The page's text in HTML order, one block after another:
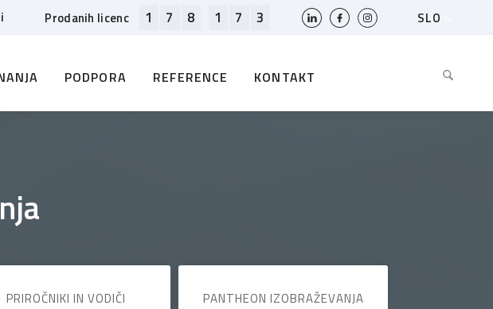
Prodanih licenc 1 7 8 1 7 3
SLO
MK
PODPORA REFERENCE KONTAKT
PRIROČNIKI IN VODIČI PANTHEON IZOBRAŽEVANJA